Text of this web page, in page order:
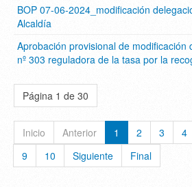
BOP 07-06-2024_modificación
Alcaldía
Aprobación provisional de modificación
nº 303 reguladora de la tasa por la
Página 1 de 30
Inicio Anterior 1 2 3 4
9
10 Siguiente Final